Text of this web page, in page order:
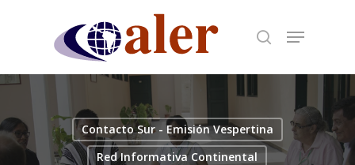
content
Contacto Sur - Emisión Vespertina
Red Informativa Continental